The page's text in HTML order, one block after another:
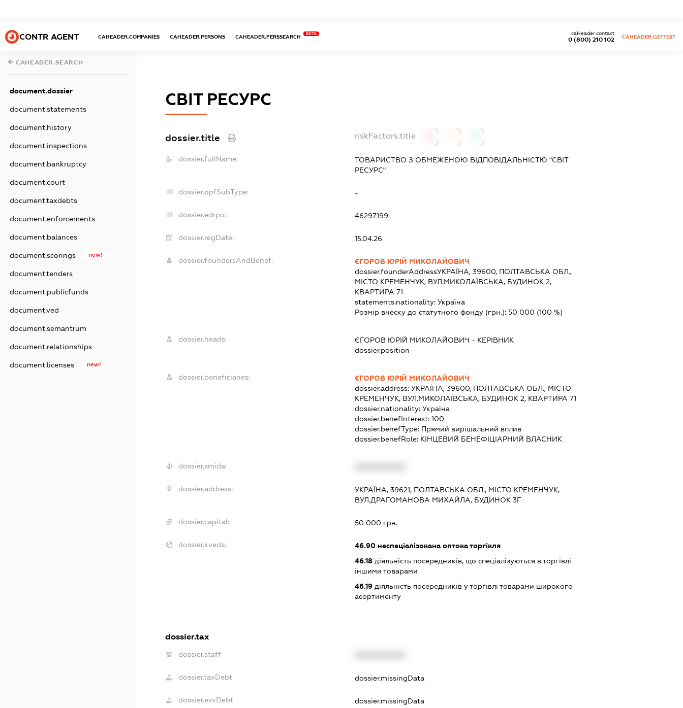
CONTR AGENT CAHEADER.COMPANIES CAHEADER.PERSONS CAHEADER.PERSSEARCH
BETA
0 (800) 210 102
caHeader.contact
CAHEADER.GETTEST
CAHEADER.SEARCH
document.dossier
document.statements
document.history
document.inspections
document.bankruptcy
document.court
document.taxdebts
document.enforcements
document.balances
document.scorings new!
document.tenders
document.publicfunds
document.ved
document.semantrum
document.relationships
document.licenses new!
СВІТ РЕСУРС
dossier.title riskFactors.title
dossier.fullName:
ТОВАРИСТВО З ОБМЕЖЕНОЮ ВІДПОВІДАЛЬНІСТЮ "СВІТ
РЕСУРС"
dossier.opfSubType: -
dossier.edrpo: 46297199
dossier.regDate: 15.04.26
dossier.foundersAndBenef:
ЄГОРОВ ЮРІЙ МИКОЛАЙОВИЧ
dossier.founderAddressУКРАЇНА, 39600, ПОЛТАВСЬКА ОБЛ.,
МІСТО КРЕМЕНЧУК, ВУЛ.МИКОЛАЇВСЬКА, БУДИНОК 2,
КВАРТИРА 71
statements.nationality: Україна
Розмір внеску до статутного фонду (грн.): 50 000 (100 %)
dossier.heads: ЄГОРОВ ЮРІЙ МИКОЛАЙОВИЧ - КЕРІВНИК
dossier.position -
dossier.beneficiaries:
ЄГОРОВ ЮРІЙ МИКОЛАЙОВИЧ
dossier.address: УКРАЇНА, 39600, ПОЛТАВСЬКА ОБЛ., МІСТО
КРЕМЕНЧУК, ВУЛ.МИКОЛАЇВСЬКА, БУДИНОК 2, КВАРТИРА 71
dossier.nationality: Україна
dossier.benefInterest: 100
dossier.benefType: Прямий вирішальний вплив
dossier.benefRole: КІНЦЕВИЙ БЕНЕФІЦІАРНИЙ ВЛАСНИК
dossier.smida:
dossier.address:
УКРАЇНА, 39621, ПОЛТАВСЬКА ОБЛ., МІСТО КРЕМЕНЧУК,
ВУЛ.ДРАГОМАНОВА МИХАЙЛА, БУДИНОК 3Г
dossier.capital: 50 000 грн.
dossier.kveds: 46.90неспеціалізована оптова торгівля
46.18діяльність посередників, що спеціалізуються в торгівлі
іншими товарами
46.19діяльність посередників у торгівлі товарами широкого
асортименту
dossier.tax
dossier.staff
dossier.taxDebt dossier.missingData
dossier.esvDebt dossier.missingData